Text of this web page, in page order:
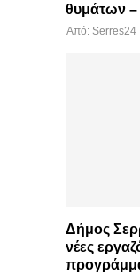
θυμάτων –
Από: Serres24
Δήμος
νέες